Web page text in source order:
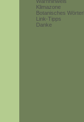
Klimazone
Botanisches
Link-Tipps
Danke